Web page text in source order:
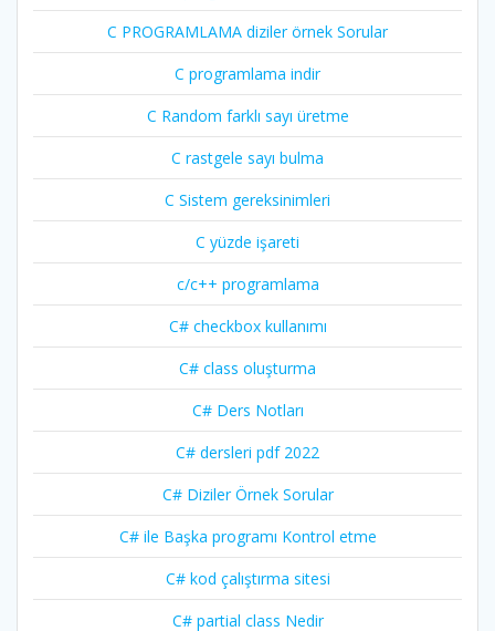
C PROGRAMLAMA diziler örnek Sorular
C programlama indir
C Random farklı sayı üretme
C rastgele sayı bulma
C Sistem gereksinimleri
C yüzde işareti
c/c++ programlama
C# checkbox kullanımı
C# class oluşturma
C# Ders Notları
C# dersleri pdf 2022
C# Diziler Örnek Sorular
C# ile Başka programı Kontrol etme
C# kod çalıştırma sitesi
C# partial class Nedir